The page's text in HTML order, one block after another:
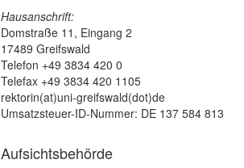
Hausanschrift:
Domstraße 11, Eingang 2
17489 Greifswald
Telefon +49 3834 420 0
Telefax +49 3834 420 1105
rektorin(at)uni-greifswald(dot)de
Umsatzsteuer-ID-Nummer: DE 137 584 813
Aufsichtsbehörde